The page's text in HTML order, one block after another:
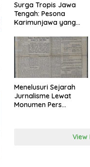
Surga Tropis Jawa
Tengah: Pesona
Karimunjawa yang
Menelusuri Sejarah
Jurnalisme Lewat
Monumen Pers
View